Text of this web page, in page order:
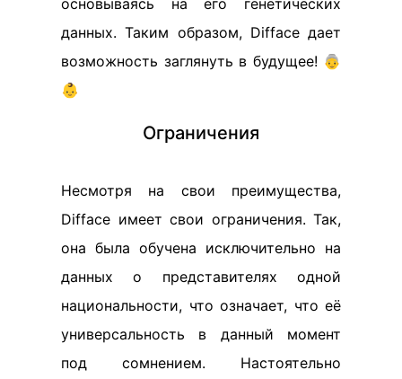
основываясь на его генетических
данных. Таким образом, Difface дает
возможность заглянуть в будущее! 👵
👶
Ограничения
Несмотря на свои преимущества,
Difface имеет свои ограничения. Так,
она была обучена исключительно на
данных о представителях одной
национальности, что означает, что её
универсальность в данный момент
под сомнением. Настоятельно